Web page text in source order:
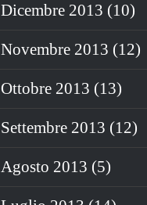
Dicembre 2013 (10)
Novembre 2013 (12)
Ottobre 2013 (13)
Settembre 2013 (12)
Agosto 2013 (5)